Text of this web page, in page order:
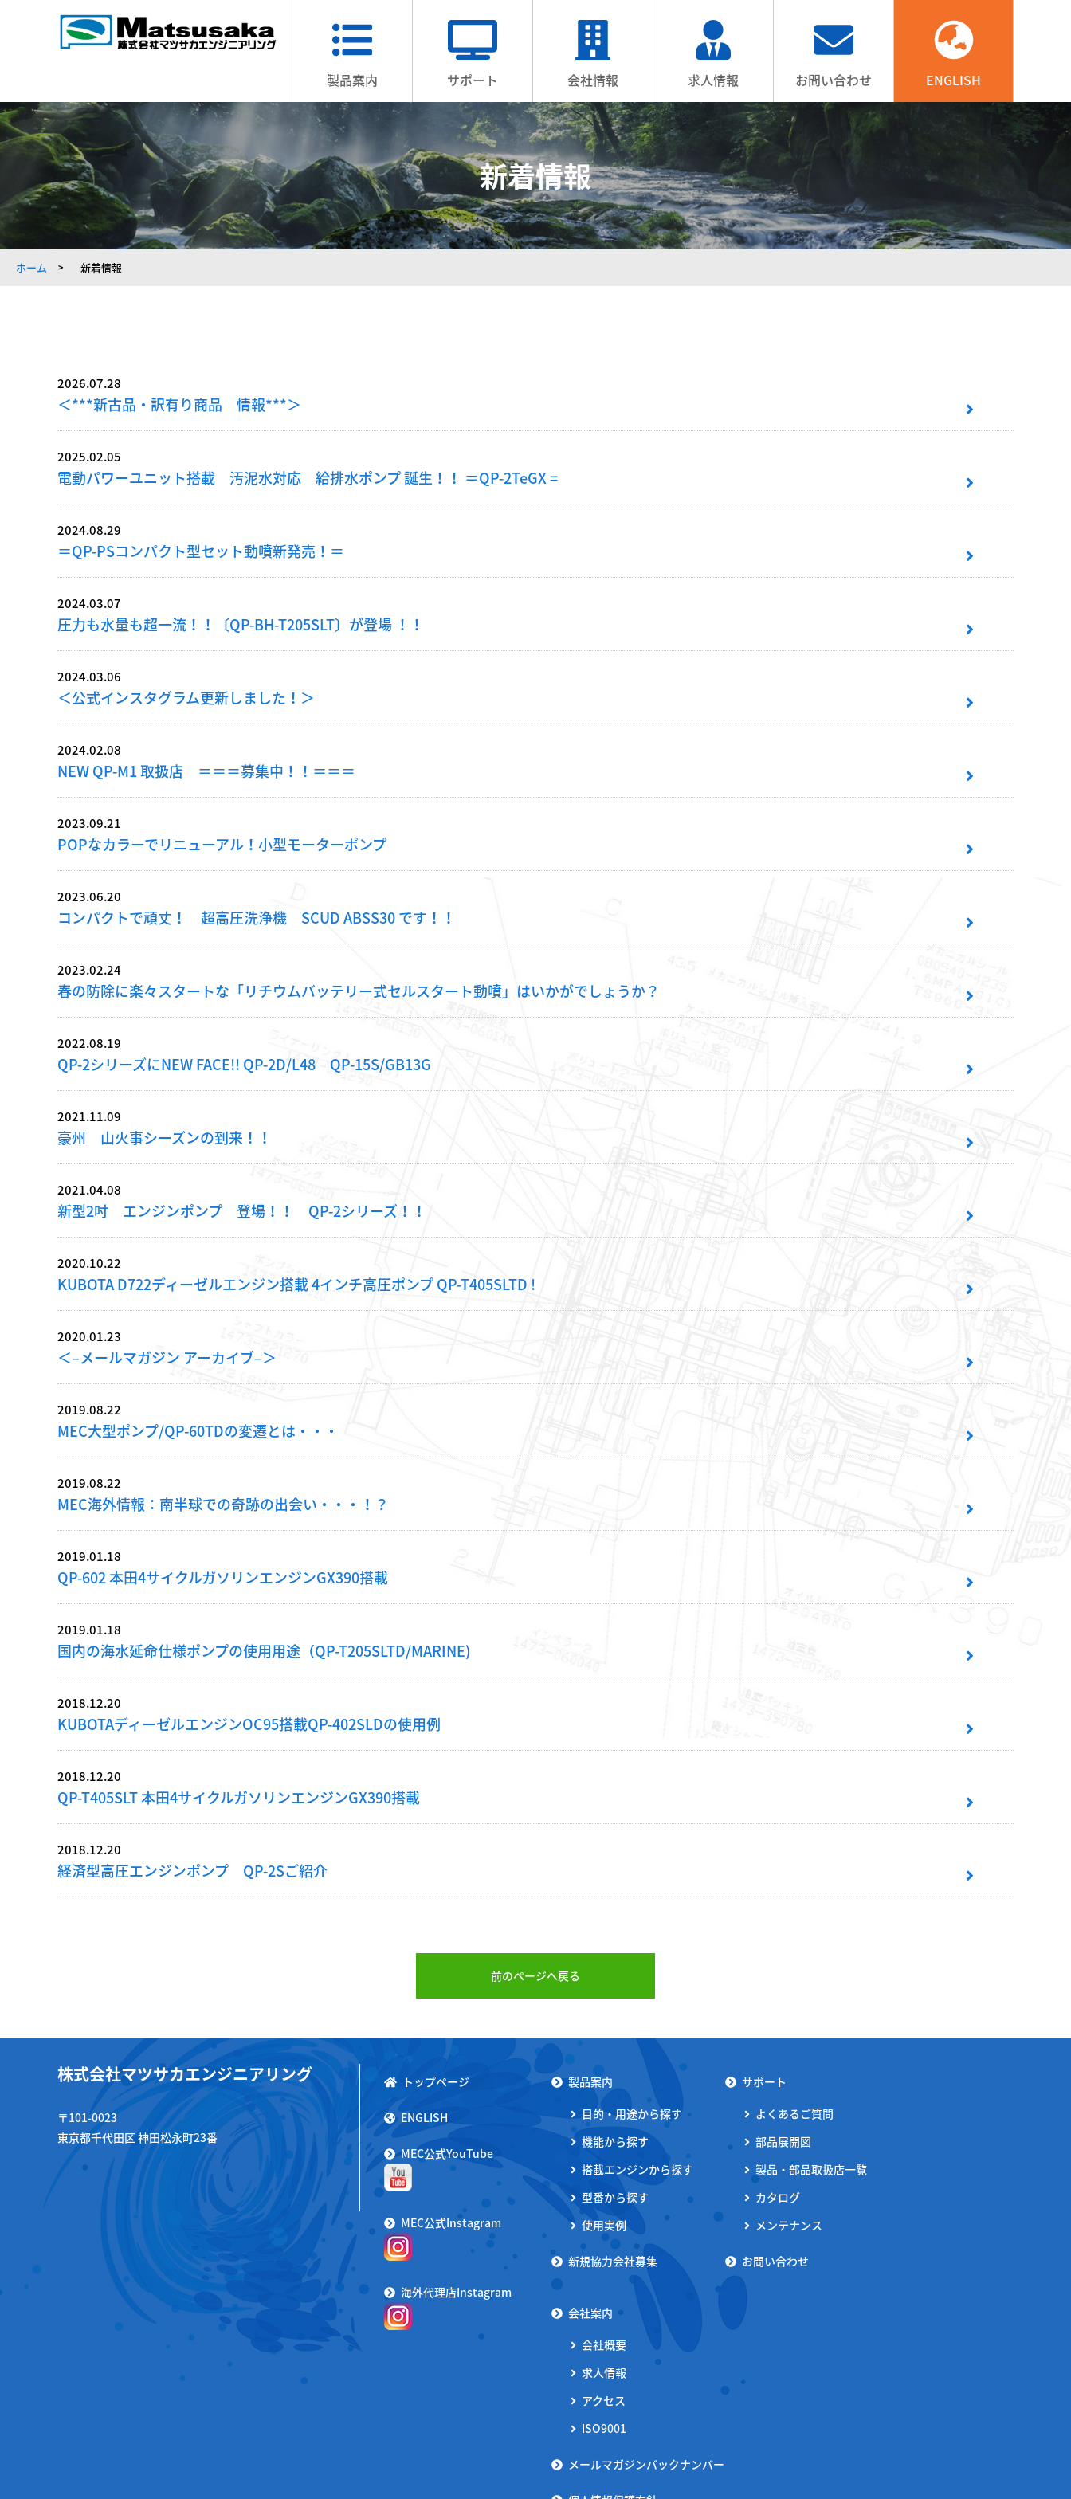
製品案内 サポート 会社情報 求人情報 お問い合わせ ENGLISH
新着情報
ホーム 新着情報
2026.07.28
＜***新古品・訳有り商品 情報***＞
2025.02.05
電動パワーユニット搭載 汚泥水対応 給排水ポンプ 誕生！！ ＝QP-2TeGX =
2024.08.29
＝QP-PSコンパクト型セット動噴新発売！＝
2024.03.07
圧力も水量も超一流！！〔QP-BH-T205SLT〕が登場 ！！
2024.03.06
＜公式インスタグラム更新しました！＞
2024.02.08
NEW QP-M1 取扱店 ＝＝＝募集中！！＝＝＝
2023.09.21
POPなカラーでリニューアル！小型モーターポンプ
2023.06.20
コンパクトで頑丈！ 超高圧洗浄機 SCUD ABSS30 です！！
2023.02.24
春の防除に楽々スタートな「リチウムバッテリー式セルスタート動噴」はいかがでしょうか？
2022.08.19
QP-2シリーズにNEW FACE!! QP-2D/L48 QP-15S/GB13G
2021.11.09
豪州 山火事シーズンの到来！！
2021.04.08
新型2吋 エンジンポンプ 登場！！ QP-2シリーズ！！
2020.10.22
KUBOTA D722ディーゼルエンジン搭載 4インチ高圧ポンプ QP-T405SLTD !
2020.01.23
＜–メールマガジン アーカイブ–＞
2019.08.22
MEC大型ポンプ/QP-60TDの変遷とは・・・
2019.08.22
MEC海外情報：南半球での奇跡の出会い・・・！？
2019.01.18
QP-602 本田4サイクルガソリンエンジンGX390搭載
2019.01.18
国内の海水延命仕様ポンプの使用用途（QP-T205SLTD/MARINE)
2018.12.20
KUBOTAディーゼルエンジンOC95搭載QP-402SLDの使用例
2018.12.20
QP-T405SLT 本田4サイクルガソリンエンジンGX390搭載
2018.12.20
経済型高圧エンジンポンプ QP-2Sご紹介
前のページへ戻る
株式会社マツサカエンジニアリング
〒101-0023
東京都千代田区 神田松永町23番
トップページ
ENGLISH
MEC公式YouTube
MEC公式Instagram
海外代理店Instagram
製品案内
目的・用途から探す
機能から探す
搭載エンジンから探す
型番から探す
使用実例
新規協力会社募集
サポート
よくあるご質問
部品展開図
製品・部品取扱店一覧
カタログ
メンテナンス
お問い合わせ
会社案内
会社概要
求人情報
アクセス
ISO9001
メールマガジンバックナンバー